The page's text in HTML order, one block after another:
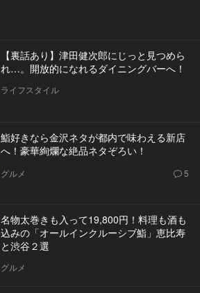
【裏話あり】津田健次郎にじっと見つめら
れ…。開放的になれるダイニングバーへ！
ライフスタイル
鮨好きなら金沢ネタが都内で味わえる新店
へ！豪華絢爛な絶品ネタぞろい！
グルメ 5
名物太巻きも入って19,800円！料理も酒も
込みの「オールインクルーシブ鮨」恵比寿
と渋谷２選
グルメ